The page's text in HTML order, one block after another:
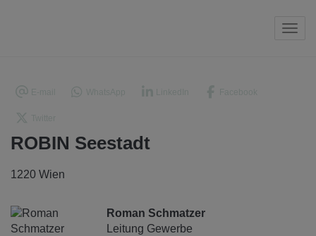
ROBIN Seestadt
1220 Wien
Roman Schmatzer
Leitung Gewerbe